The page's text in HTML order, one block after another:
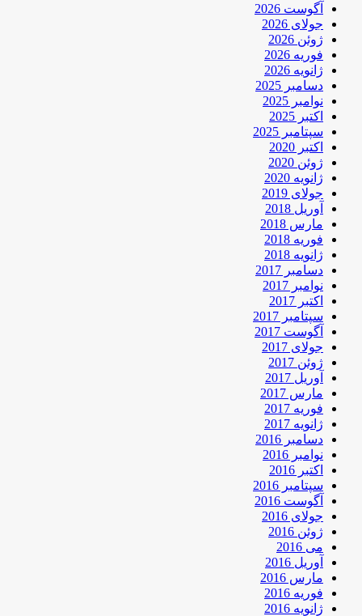
آگوست 2026
جولای 2026
ژوئن 2026
فوریه 2026
ژانویه 2026
دسامبر 2025
نوامبر 2025
اکتبر 2025
سپتامبر 2025
اکتبر 2020
ژوئن 2020
ژانویه 2020
جولای 2019
آوریل 2018
مارس 2018
فوریه 2018
ژانویه 2018
دسامبر 2017
نوامبر 2017
اکتبر 2017
سپتامبر 2017
آگوست 2017
جولای 2017
ژوئن 2017
آوریل 2017
مارس 2017
فوریه 2017
ژانویه 2017
دسامبر 2016
نوامبر 2016
اکتبر 2016
سپتامبر 2016
آگوست 2016
جولای 2016
ژوئن 2016
می 2016
آوریل 2016
مارس 2016
فوریه 2016
ژانویه 2016